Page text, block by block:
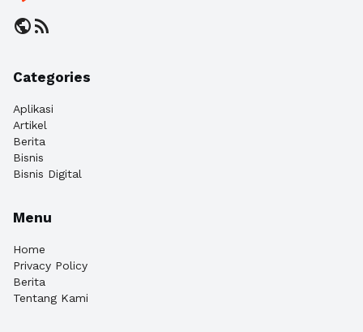
publicrss_feed
Categories
Aplikasi
Artikel
Berita
Bisnis
Bisnis Digital
Menu
Home
Privacy Policy
Berita
Tentang Kami